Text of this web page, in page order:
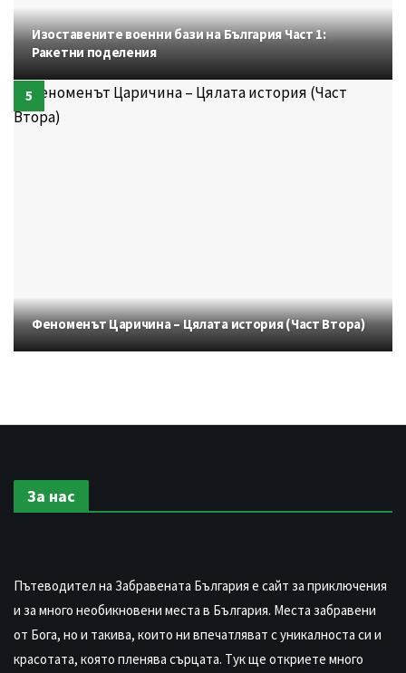
Изоставените военни бази на България Част 1:
Ракетни поделения
Феноменът Царичина – Цялата история (Част Втора)
За нас
Пътеводител на Забравената България е сайт за приключения
и за много необикновени места в България. Места забравени
от Бога, но и такива, които ни впечатляват с уникалноста си и
красотата, която пленява сърцата. Тук ще откриете много